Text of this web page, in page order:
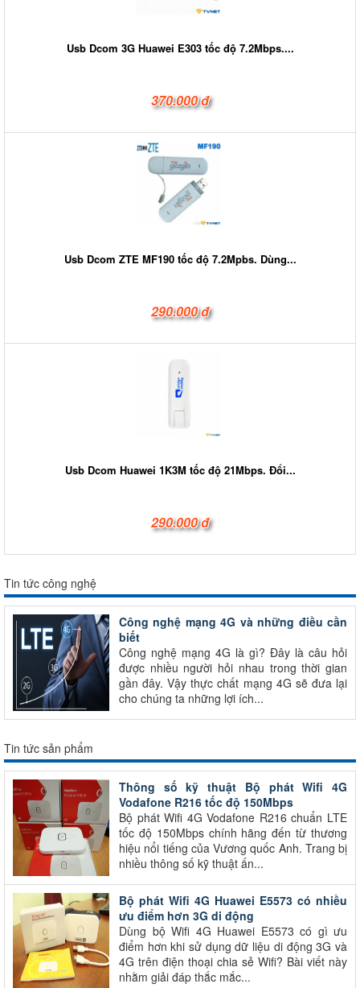
Usb Dcom 3G Huawei E303 tốc độ 7.2Mbps....
370.000 đ
Usb Dcom ZTE MF190 tốc độ 7.2Mpbs. Dùng...
290.000 đ
Usb Dcom Huawei 1K3M tốc độ 21Mbps. Đổi...
290.000 đ
Tin tức công nghệ
Công nghệ mạng 4G và những điều cần
biết
Công nghệ mạng 4G là gì? Đây là câu hỏi
được nhiều người hỏi nhau trong thời gian
gần đây. Vậy thực chất mạng 4G sẽ đưa lại
cho chúng ta những lợi ích...
Tin tức sản phẩm
Thông số kỹ thuật Bộ phát Wifi 4G
Vodafone R216 tốc độ 150Mbps
Bộ phát Wifi 4G Vodafone R216 chuẩn LTE
tốc độ 150Mbps chính hãng đến từ thương
hiệu nổi tiếng của Vương quốc Anh. Trang bị
nhiều thông số kỹ thuật ấn...
Bộ phát Wifi 4G Huawei E5573 có nhiều
ưu điểm hơn 3G di động
Dùng bộ Wifi 4G Huawei E5573 có gì ưu
điểm hơn khi sử dụng dữ liệu di động 3G và
4G trên điện thoại chia sẻ Wifi? Bài viết này
nhằm giải đáp thắc mắc...